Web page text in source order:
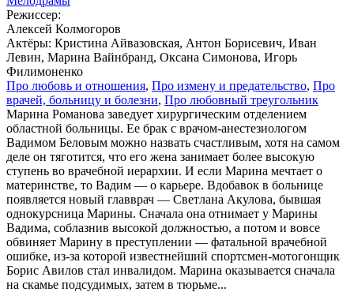
Ре­жис­сер:
Алексей Колмогоров
Ак­тё­ры: Кристина Айвазовская, Антон Борисевич, Иван
Левин, Марина Вайнбранд, Оксана Симонова, Игорь
Филимоненко
Про лю­бовь и от­но­ше­ния, Про из­ме­ну и пре­да­тель­ст­во, Про
вра­чей, боль­ни­цу и бо­лез­ни, Про лю­бов­ный тре­уголь­ник
Марина Романова заведует хирургическим отделением
областной больницы. Ее брак с врачом-анестезиологом
Вадимом Беловым можно назвать счастливым, хотя на самом
деле он тяготится, что его жена занимает более высокую
ступень во врачебной иерархии. И если Марина мечтает о
материнстве, то Вадим — о карьере. Вдобавок в больнице
появляется новый главврач — Светлана Акулова, бывшая
однокурсница Марины. Сначала она отнимает у Марины
Вадима, соблазнив высокой должностью, а потом и вовсе
обвиняет Марину в преступлении — фатальной врачебной
ошибке, из-за которой известнейший спортсмен-мотогонщик
Борис Авилов стал инвалидом. Марина оказывается сначала
на скамье подсудимых, затем в тюрьме...